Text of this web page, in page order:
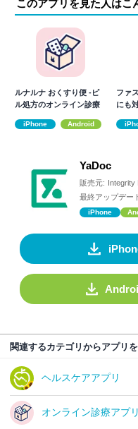
このアプリを見た人はこ
ルナルナ おくすり便 -ピ
ル処方のオンライン診療
iPhone Android
ファ
にも
YaDoc
販売元: Integrity
最終アップデー
iPhone
関連するカテゴリからアプリ
ヘルスケアアプリ
オンライン診療アプリ